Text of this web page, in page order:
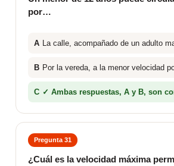
por…
A La calle, acompañado de un adulto
B Por la vereda, a la menor velocidad
C ✓ Ambas respuestas, A y B, son
Pregunta 31
¿Cuál es la velocidad máxima